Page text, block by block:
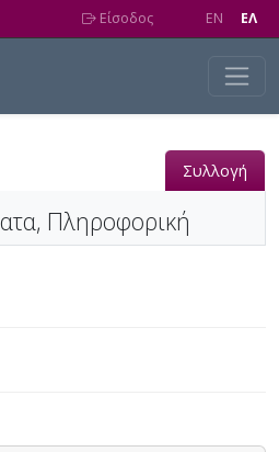
Είσοδος EN EΛ
Συλλογή
Πληροφορική